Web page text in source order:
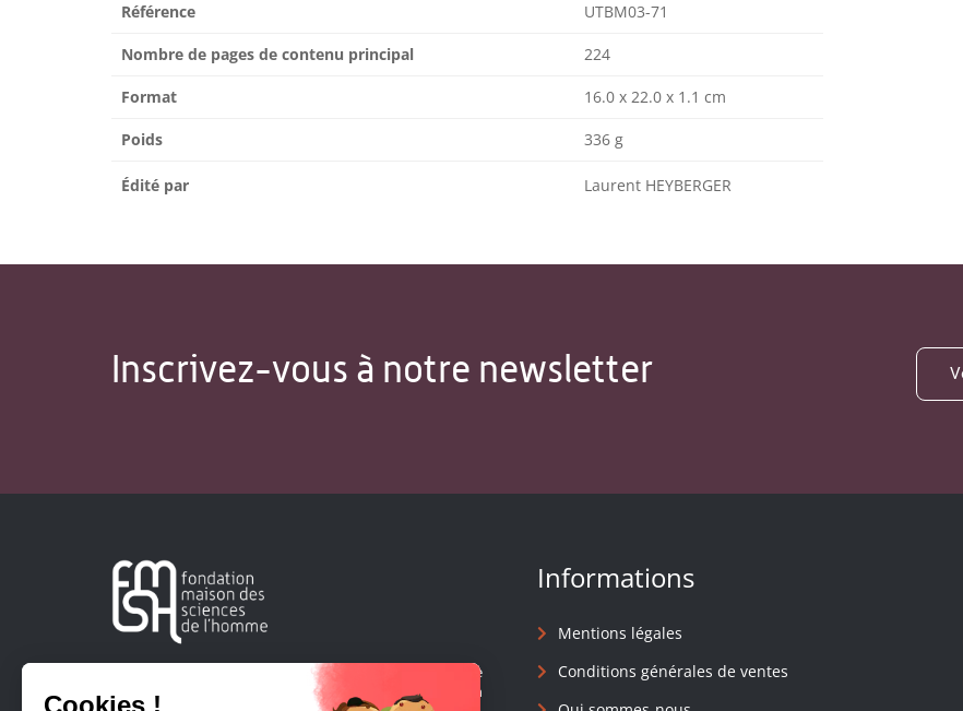
Référence UTBM03-71
Nombre de pages de contenu principal 224
Format 16.0 x 22.0 x 1.1 cm
Poids 336 g
Édité par Laurent HEYBERGER
Inscrivez-vous à notre newsletter
Créée en 1963, la Fondation Maison Sciences de l'Homme
soutient la recherche et la diffusion des connaissances en
Informations
Mentions légales
Conditions générales de ventes